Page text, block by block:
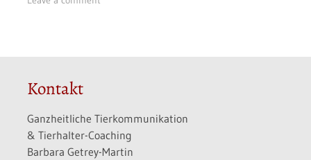
Kontakt
Ganzheitliche Tierkommunikation
& Tierhalter-Coaching
Barbara Getrey-Martin